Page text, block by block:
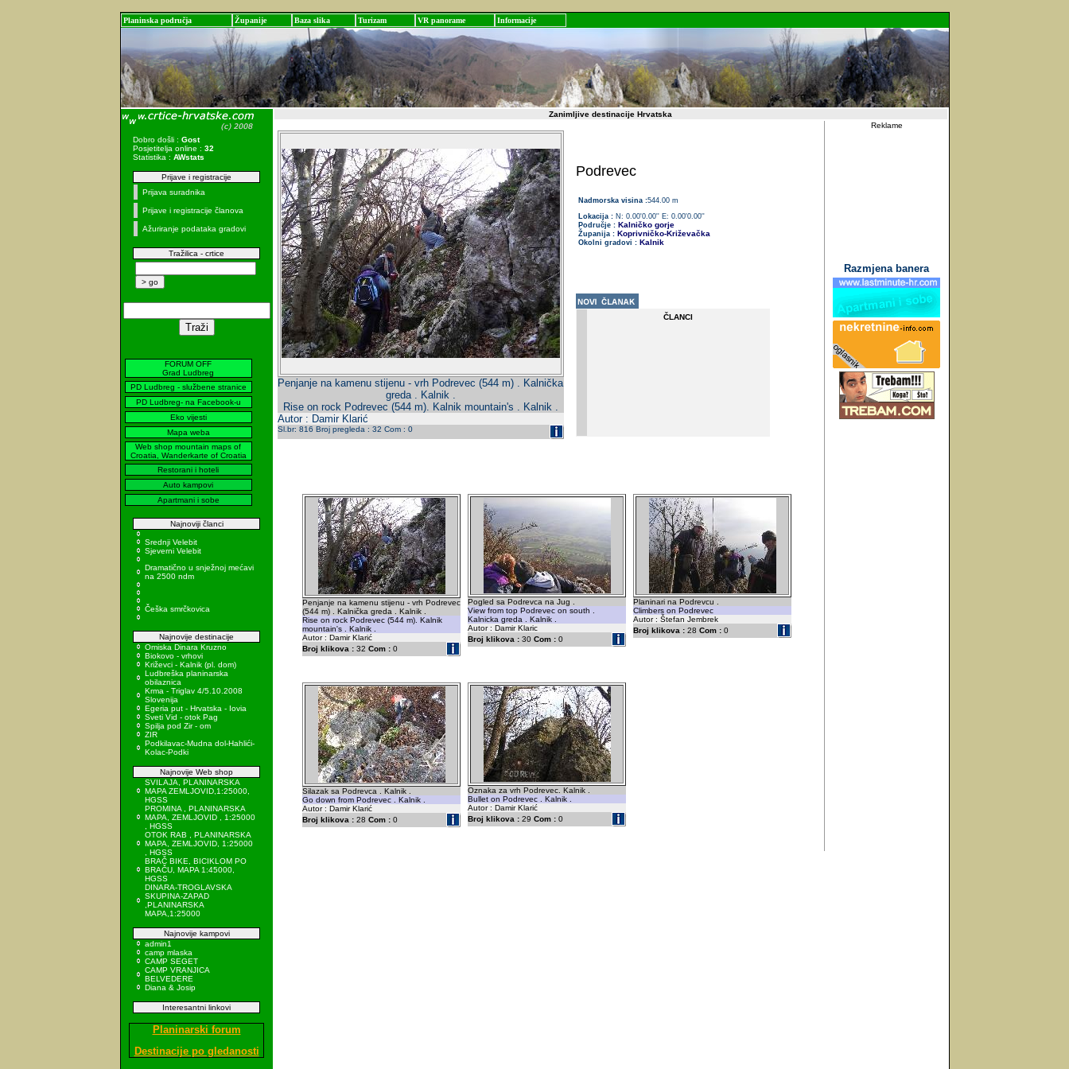
Planinska područja Županije Baza slika Turizam VR panorame Informacije
Dobro došli : Gost
Posjetitelja online : 32
Statistika : AWstats
Prijave i registracije
Prijava suradnika
Prijave i registracije članova
Ažuriranje podataka gradovi
Tražilica - crtice
FORUM OFF
Grad Ludbreg
PD Ludbreg - službene stranice
PD Ludbreg- na Facebook-u
Eko vijesti
Mapa weba
Web shop mountain maps of
Croatia, Wanderkarte of Croatia
Restorani i hoteli
Auto kampovi
Apartmani i sobe
Najnoviji članci
Srednji Velebit
Sjeverni Velebit
Dramatično u snježnoj mećavi
na 2500 ndm
Češka smrčkovica
Najnovije destinacije
Omiska Dinara Kruzno
Biokovo - vrhovi
Križevci - Kalnik (pl. dom)
Ludbreška planinarska
obilaznica
Krma - Triglav 4/5.10.2008
Slovenija
Egeria put - Hrvatska - Iovia
Sveti Vid - otok Pag
Spilja pod Zir - om
ZIR
Podkilavac-Mudna dol-Hahlići-
Kolac-Podki
Najnovije Web shop
SVILAJA, PLANINARSKA
MAPA ZEMLJOVID,1:25000,
HGSS
PROMINA , PLANINARSKA
MAPA, ZEMLJOVID , 1:25000
, HGSS
OTOK RAB , PLANINARSKA
MAPA, ZEMLJOVID, 1:25000
, HGSS
BRAČ BIKE, BICIKLOM PO
BRAČU, MAPA 1:45000,
HGSS
DINARA-TROGLAVSKA
SKUPINA-ZAPAD
,PLANINARSKA
MAPA,1:25000
Najnovije kampovi
admin1
camp mlaska
CAMP SEGET
CAMP VRANJICA
BELVEDERE
Diana & Josip
Interesantni linkovi
Planinarski forum
Destinacije po gledanosti
Zanimljive destinacije Hrvatska
Penjanje na kamenu stijenu - vrh Podrevec (544 m) . Kalnička
greda . Kalnik .
Rise on rock Podrevec (544 m). Kalnik mountain's . Kalnik .
Autor : Damir Klarić
Sl.br: 816 Broj pregleda : 32 Com : 0
Podrevec
Nadmorska visina :544.00 m
Lokacija :N: 0.00'0.00'' E: 0.00'0.00''
Područje :Kalničko gorje
Županija : Koprivničko-Križevačka
Okolni gradovi : Kalnik
ČLANCI
Penjanje na kamenu stijenu - vrh Podrevec
(544 m) . Kalnička greda . Kalnik .
Rise on rock Podrevec (544 m). Kalnik
mountain's . Kalnik .
Autor : Damir Klarić
Broj klikova : 32 Com : 0
Pogled sa Podrevca na Jug .
View from top Podrevec on south .
Kalnicka greda . Kalnik .
Autor : Damir Klaric
Broj klikova : 30 Com : 0
Planinari na Podrevcu .
Climbers on Podrevec
Autor : Štefan Jembrek
Broj klikova : 28 Com : 0
Silazak sa Podrevca . Kalnik .
Go down from Podrevec . Kalnik .
Autor : Damir Klarić
Broj klikova : 28 Com : 0
Oznaka za vrh Podrevec. Kalnik .
Bullet on Podrevec . Kalnik .
Autor : Damir Klarić
Broj klikova : 29 Com : 0
Reklame
Razmjena banera